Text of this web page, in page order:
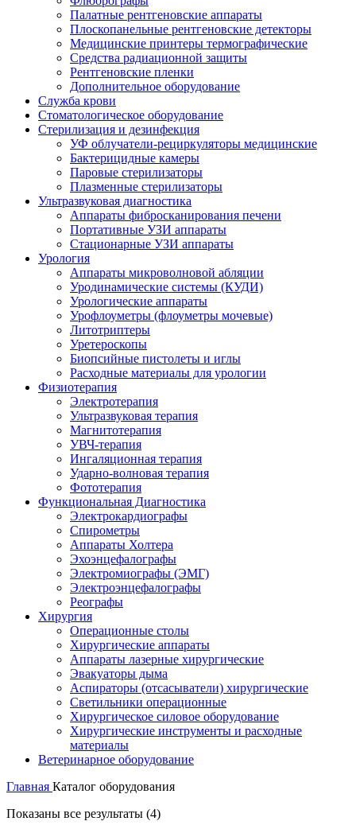
Палатные рентгеновские аппараты
Плоскопанельные рентгеновские детекторы
Медицинские принтеры термографические
Средства радиационной защиты
Рентгеновские пленки
Дополнительное оборудование
Служба крови
Стоматологическое оборудование
Стерилизация и дезинфекция
УФ облучатели-рециркуляторы медицинские
Бактерицидные камеры
Паровые стерилизаторы
Плазменные стерилизаторы
Ультразвуковая диагностика
Аппараты фибросканирования печени
Портативные УЗИ аппараты
Стационарные УЗИ аппараты
Урология
Аппараты микроволновой абляции
Уродинамические системы (КУДИ)
Урологические аппараты
Урофлоуметры (флоуметры мочевые)
Литотриптеры
Уретероскопы
Биопсийные пистолеты и иглы
Расходные материалы для урологии
Физиотерапия
Электротерапия
Ультразвуковая терапия
Магнитотерапия
УВЧ-терапия
Ингаляционная терапия
Ударно-волновая терапия
Фототерапия
Функциональная Диагностика
Электрокардиографы
Спирометры
Аппараты Холтера
Эхоэнцефалографы
Электромиографы (ЭМГ)
Электроэнцефалографы
Реографы
Хирургия
Операционные столы
Хирургические аппараты
Аппараты лазерные хирургические
Эвакуаторы дыма
Аспираторы (отсасыватели) хирургические
Светильники операционные
Хирургическое силовое оборудование
Хирургические инструменты и расходные
материалы
Ветеринарное оборудование
Главная Каталог оборудования
Показаны все результаты (4)